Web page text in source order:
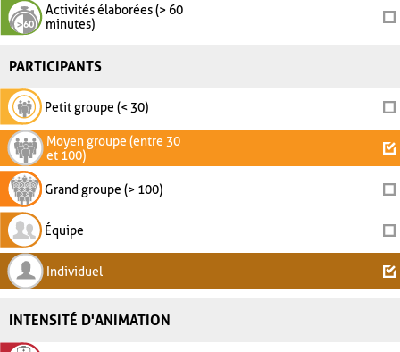
Activités élaborées (> 60
minutes)
PARTICIPANTS
Petit groupe (< 30)
Moyen groupe (entre 30
et 100)
Grand groupe (> 100)
Équipe
Individuel
INTENSITÉ D'ANIMATION